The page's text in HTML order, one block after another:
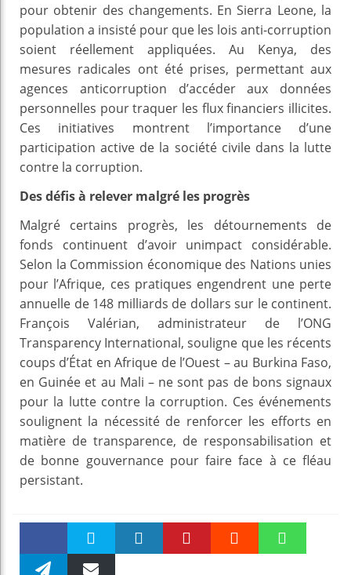
pour obtenir des changements. En Sierra Leone, la
population a insisté pour que les lois anti-corruption
soient réellement appliquées. Au Kenya, des
mesures radicales ont été prises, permettant aux
agences anticorruption d’accéder aux données
personnelles pour traquer les flux financiers illicites.
Ces initiatives montrent l’importance d’une
participation active de la société civile dans la lutte
contre la corruption.
Des défis à relever malgré les progrès
Malgré certains progrès, les détournements de
fonds continuent d’avoir unimpact considérable.
Selon la Commission économique des Nations unies
pour l’Afrique, ces pratiques engendrent une perte
annuelle de 148 milliards de dollars sur le continent.
François Valérian, administrateur de l’ONG
Transparency International, souligne que les récents
coups d’État en Afrique de l’Ouest – au Burkina Faso,
en Guinée et au Mali – ne sont pas de bons signaux
pour la lutte contre la corruption. Ces événements
soulignent la nécessité de renforcer les efforts en
matière de transparence, de responsabilisation et
de bonne gouvernance pour faire face à ce fléau
persistant.
Faceboo Twitter